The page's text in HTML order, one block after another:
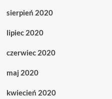
sierpień 2020
lipiec 2020
czerwiec 2020
maj 2020
kwiecień 2020